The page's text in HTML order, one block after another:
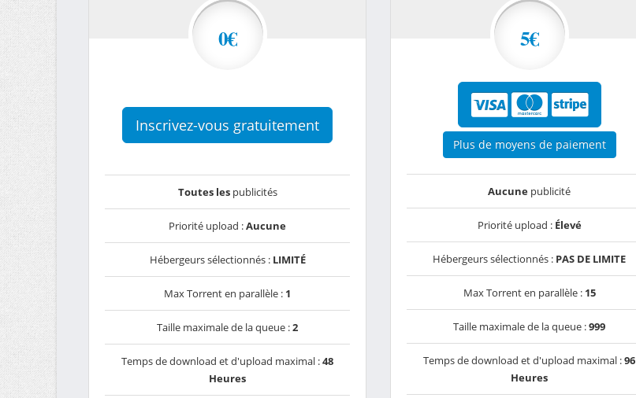
0€
Inscrivez-vous gratuitement
Toutes lespublicités
Priorité upload :Aucune
Hébergeurs sélectionnés : LIMITÉ
Max Torrent en parallèle : 1
Taille maximale de la queue :2
Temps de download et d'upload maximal :48
Heures
5€
Plus de moyens de paiement
Aucune publicité
Priorité upload : Élevé
Hébergeurs sélectionnés : PAS DE LIMITE
Max Torrent en parallèle : 15
Taille maximale de la queue :999
Temps de download et d'upload maximal :96
Heures